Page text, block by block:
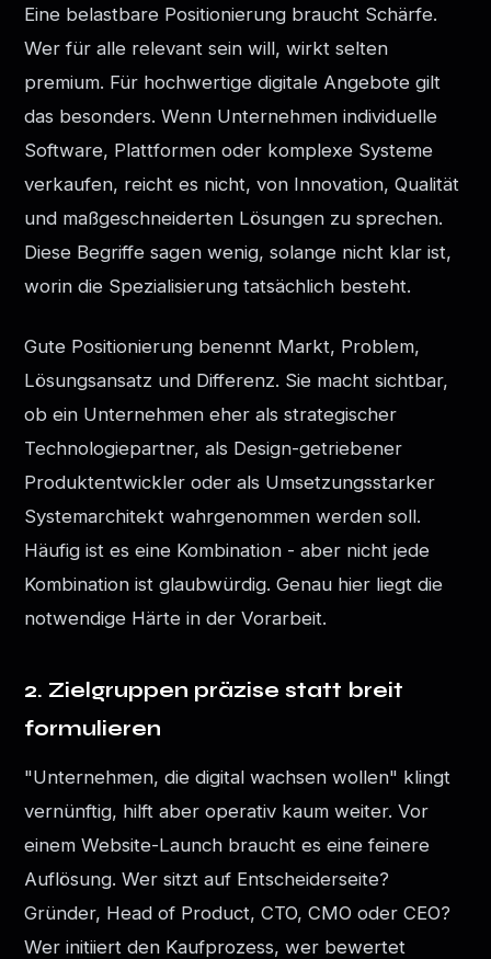
Eine belastbare Positionierung braucht Schärfe.
Wer für alle relevant sein will, wirkt selten
premium. Für hochwertige digitale Angebote gilt
das besonders. Wenn Unternehmen individuelle
Software, Plattformen oder komplexe Systeme
verkaufen, reicht es nicht, von Innovation, Qualität
und maßgeschneiderten Lösungen zu sprechen.
Diese Begriffe sagen wenig, solange nicht klar ist,
worin die Spezialisierung tatsächlich besteht.
Gute Positionierung benennt Markt, Problem,
Lösungsansatz und Differenz. Sie macht sichtbar,
ob ein Unternehmen eher als strategischer
Technologiepartner, als Design-getriebener
Produktentwickler oder als Umsetzungsstarker
Systemarchitekt wahrgenommen werden soll.
Häufig ist es eine Kombination - aber nicht jede
Kombination ist glaubwürdig. Genau hier liegt die
notwendige Härte in der Vorarbeit.
2. Zielgruppen präzise statt breit
formulieren
"Unternehmen, die digital wachsen wollen" klingt
vernünftig, hilft aber operativ kaum weiter. Vor
einem Website-Launch braucht es eine feinere
Auflösung. Wer sitzt auf Entscheiderseite?
Gründer, Head of Product, CTO, CMO oder CEO?
Wer initiiert den Kaufprozess, wer bewertet